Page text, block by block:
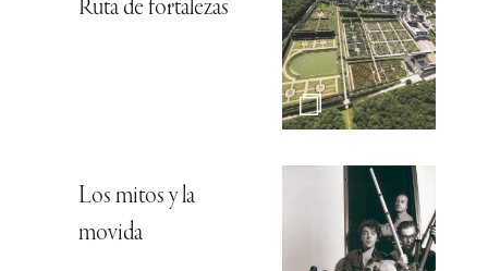
Ruta de fortalezas
Los mitos y la
movida